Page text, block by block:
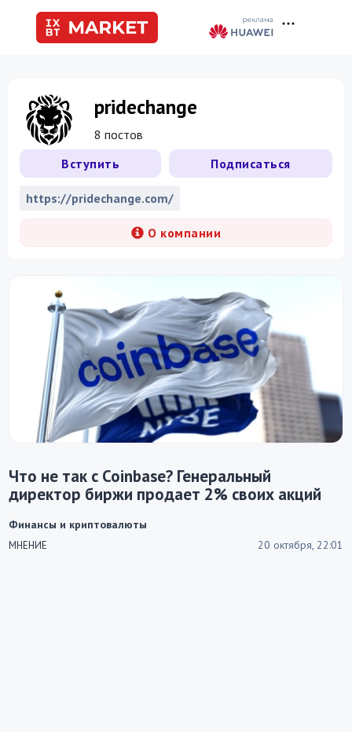
pridechange
8 постов
Вступить
Подписаться
https://pridechange.com/
О компании
Что не так с Coinbase? Генеральный
директор биржи продает 2% своих акций
МНЕНИЕ 20 октября, 22:01
Финансы и криптовалюты